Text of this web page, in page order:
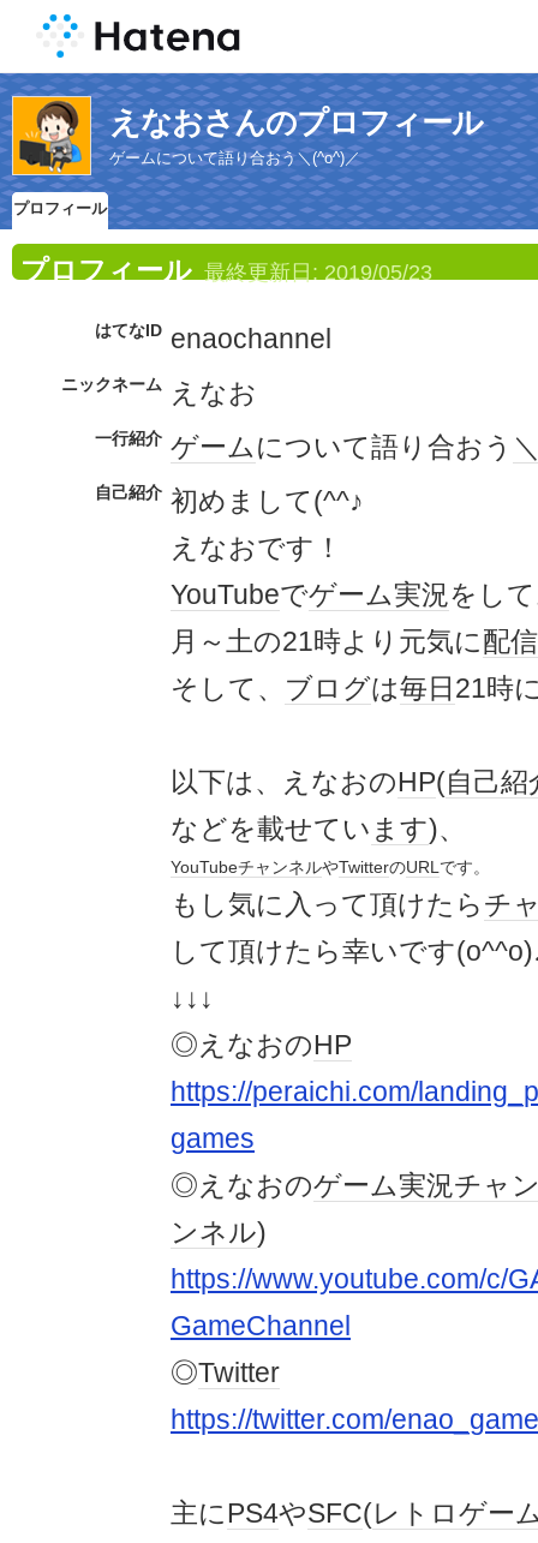
えなおさんのプロフィール
ゲームについて語り合おう＼(^o^)／
プロフィール
プロフィール 最終更新日: 2019/05/23
はてなID enaochannel
ニックネーム えなお
一行紹介 ゲームについて語り合おう
自己紹介 初めまして(^^♪
えなおです！
YouTubeでゲーム実況をし
月～土の21時より元気に配信
そして、 ブログは毎日 21時
以下は、えなおのHP(自己紹
などを載せてい ます)、
YouTubeチャンネルやTwitterのURLです。
もし気に入って頂けたらチ
して頂けたら幸いです
↓↓↓
◎えなおのHP
https://peraichi.com/
games
◎えなおのゲーム実況チャ
ンネル)
https://www.youtube.com/c/
GameChannel
◎Twitter
https://twitter.com/
主にPS4やSFC(レトロゲー